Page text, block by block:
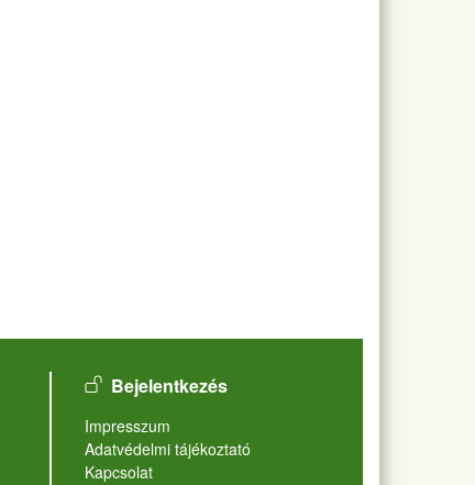
User account menu
Bejelentkezés
Lábléc
Impresszum
Adatvédelmi tájékoztató
Kapcsolat